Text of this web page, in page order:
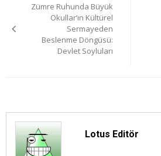
gezinmesi
Zümre Ruhunda Büyük
Okullar’ın Kültürel
Sermayeden
Beslenme Döngüsü:
Devlet Soyluları
Lotus Editör